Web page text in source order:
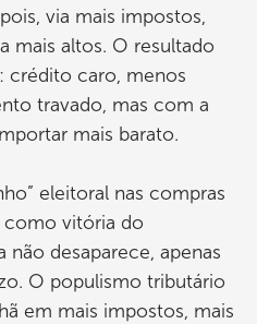
via mais impostos,
mais altos. O resultado
crédito caro, menos
travado, mas com a
mais barato.
eleitoral nas compras
como vitória do
desaparece, apenas
O populismo tributário
em mais impostos, mais